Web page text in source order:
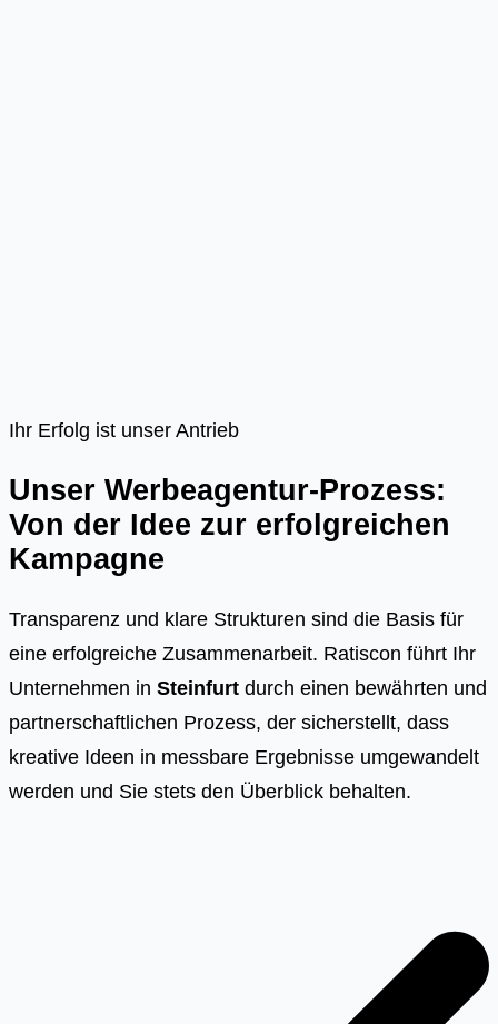
Ihr Erfolg ist unser Antrieb
Unser Werbeagentur-Prozess:
Von der Idee zur erfolgreichen
Kampagne
Transparenz und klare Strukturen sind die Basis für
eine erfolgreiche Zusammenarbeit. Ratiscon führt Ihr
Unternehmen in Steinfurt durch einen bewährten und
partnerschaftlichen Prozess, der sicherstellt, dass
kreative Ideen in messbare Ergebnisse umgewandelt
werden und Sie stets den Überblick behalten.